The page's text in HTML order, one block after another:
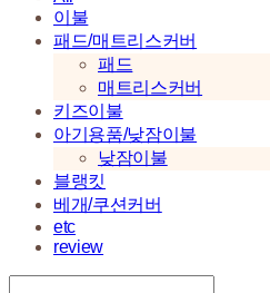
이불
패드/매트리스커버
패드
매트리스커버
키즈이불
아기용품/낮잠이불
낮잠이불
블랭킷
베개/쿠션커버
etc
review